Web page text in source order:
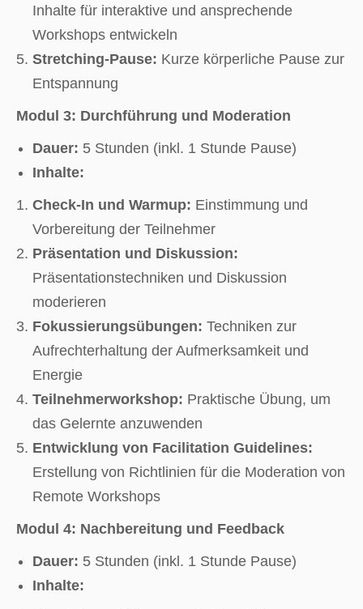
Inhalte für interaktive und ansprechende
Workshops entwickeln
Stretching-Pause: Kurze körperliche Pause zur
Entspannung
Modul 3: Durchführung und Moderation
Dauer: 5 Stunden (inkl. 1 Stunde Pause)
Inhalte:
Check-In und Warmup: Einstimmung und
Vorbereitung der Teilnehmer
Präsentation und Diskussion:
Präsentationstechniken und Diskussion
moderieren
Fokussierungsübungen: Techniken zur
Aufrechterhaltung der Aufmerksamkeit und
Energie
Teilnehmerworkshop: Praktische Übung, um
das Gelernte anzuwenden
Entwicklung von Facilitation Guidelines:
Erstellung von Richtlinien für die Moderation von
Remote Workshops
Modul 4: Nachbereitung und Feedback
Dauer: 5 Stunden (inkl. 1 Stunde Pause)
Inhalte: